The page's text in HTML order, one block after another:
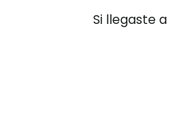
Si llegaste